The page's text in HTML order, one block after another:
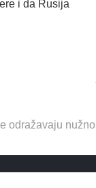
i da Rusija
odražavaju nužno